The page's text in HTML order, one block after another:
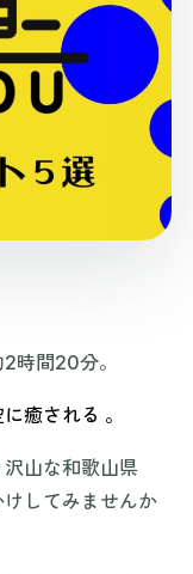
時間20分。
癒される 。
山な和歌山県
してみませんか